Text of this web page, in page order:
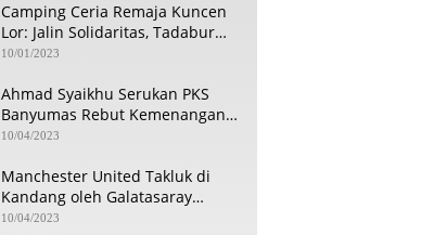
Camping Ceria Remaja Kuncen
Lor: Jalin Solidaritas, Tadabur
Alam, dan Bahas Isu
10/01/2023
Ahmad Syaikhu Serukan PKS
Banyumas Rebut Kemenangan
dengan Meneladani Perjuangan
10/04/2023
Manchester United Takluk di
Kandang oleh Galatasaray
dalam Aksi Liga Champions
10/04/2023